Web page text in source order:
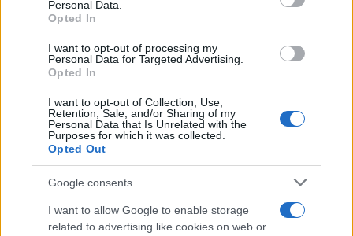
Personal Data.
Opted In
I want to opt-out of processing my
Personal Data for Targeted Advertising.
Opted In
I want to opt-out of Collection, Use,
Retention, Sale, and/or Sharing of my
Personal Data that Is Unrelated with the
Purposes for which it was collected.
Opted Out
Google consents
I want to allow Google to enable storage
related to advertising like cookies on web or
Εντυπωσιακές εικόνες: Οι κρυφές γαλάζιες
λίμνες της Βόρειας Εύβοιας στα παλιά ορυχεία